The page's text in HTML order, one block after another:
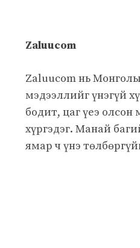
Zaluucom
Zaluucom нь
мэдээллийг үнэгүй
бодит, цаг үеэ олсон
хүргэдэг. Манай
ямар ч үнэ